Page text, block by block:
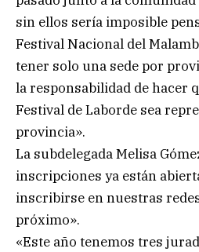
sin ellos sería imposible
Festival Nacional del
tener solo una sede por
la responsabilidad de hacer
Festival de Laborde sea
provincia».
La subdelegada Melisa
inscripciones ya están
inscribirse en nuestras
próximo».
«Este año tenemos tres